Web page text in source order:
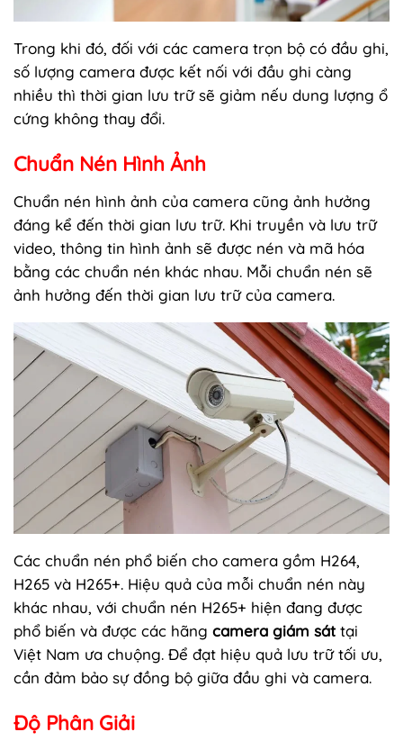
Trong khi đó, đối với các camera trọn bộ có đầu ghi,
số lượng camera được kết nối với đầu ghi càng
nhiều thì thời gian lưu trữ sẽ giảm nếu dung lượng ổ
cứng không thay đổi.
Chuẩn Nén Hình Ảnh
Chuẩn nén hình ảnh của camera cũng ảnh hưởng
đáng kể đến thời gian lưu trữ. Khi truyền và lưu trữ
video, thông tin hình ảnh sẽ được nén và mã hóa
bằng các chuẩn nén khác nhau. Mỗi chuẩn nén sẽ
ảnh hưởng đến thời gian lưu trữ của camera.
Các chuẩn nén phổ biến cho camera gồm H264,
H265 và H265+. Hiệu quả của mỗi chuẩn nén này
khác nhau, với chuẩn nén H265+ hiện đang được
phổ biến và được các hãng camera giám sáttại
Việt Nam ưa chuộng. Để đạt hiệu quả lưu trữ tối ưu,
cần đảm bảo sự đồng bộ giữa đầu ghi và camera.
Độ Phân Giải